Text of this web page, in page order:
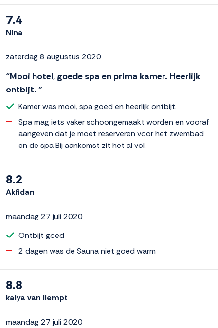
7.4
Nina
zaterdag 8 augustus 2020
“Mooi hotel, goede spa en prima kamer. Heerlijk
ontbijt. ”
Kamer was mooi, spa goed en heerlijk ontbijt.
Spa mag iets vaker schoongemaakt worden en vooraf
aangeven dat je moet reserveren voor het zwembad
en de spa Bij aankomst zit het al vol.
8.2
Akfidan
maandag 27 juli 2020
Ontbijt goed
2 dagen was de Sauna niet goed warm
8.8
kaiya van liempt
maandag 27 juli 2020